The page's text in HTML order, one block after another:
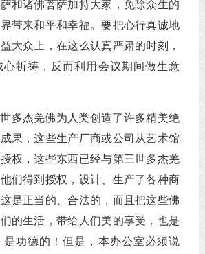
和诸佛菩萨加持大家，免除众生的
带来和平和幸福。要把心行真诚地
大众上，在这么认真严肃的时刻，
心祈祷，反而利用会议期间做生意
多杰羌佛为人类创造了许多精美绝
果，这些生产厂商或公司从艺术馆
权，这些东西已经与第三世多杰羌
们得到授权，设计、生产了各种商
是正当的、合法的，而且把这些佛
的生活，带给人们美的享受，也是
是功德的！但是，本办公室必须说